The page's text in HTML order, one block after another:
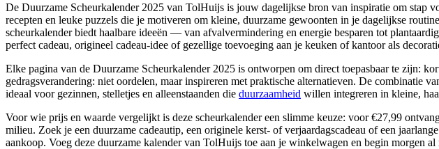
De Duurzame Scheurkalender 2025 van TolHuijs is jouw dagelijkse bron van inspiratie om stap
recepten en leuke puzzels die je motiveren om kleine, duurzame gewoonten in je dagelijkse
scheurkalender biedt haalbare ideeën — van afvalvermindering en energie besparen tot
perfect cadeau, origineel cadeau-idee of gezellige toevoeging aan je keuken of kantoor als
Elke pagina van de Duurzame Scheurkalender 2025 is ontworpen om direct toepasbaar te zijn:
gedragsverandering: niet oordelen, maar inspireren met praktische alternatieven. De combinatie
ideaal voor gezinnen, stelletjes en alleenstaanden die duurzaamheid willen integreren in kleine,
Voor wie prijs en waarde vergelijkt is deze scheurkalender een slimme keuze: voor €27,99
milieu. Zoek je een duurzame cadeautip, een originele kerst- of verjaardagscadeau of een
aankoop. Voeg deze duurzame kalender van TolHuijs toe aan je winkelwagen en begin morgen al